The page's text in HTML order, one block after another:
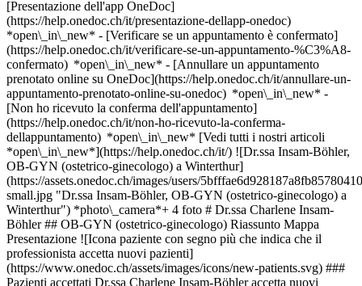
[Presentazione dell'app OneDoc]
(https://help.onedoc.ch/it/presentazione-dellapp-onedoc)
*open\_in\_new* - [Verificare se un appuntamento è confermato]
(https://help.onedoc.ch/it/verificare-se-un-appuntamento-%C3%A8-
confermato) *open\_in\_new* - [Annullare un appuntamento
prenotato online su OneDoc](https://help.onedoc.ch/it/annullare-un-
appuntamento-prenotato-online-su-onedoc) *open\_in\_new* -
[Non ho ricevuto la conferma dell'appuntamento]
(https://help.onedoc.ch/it/non-ho-ricevuto-la-conferma-
dellappuntamento) *open\_in\_new* [Vedi tutti i nostri articoli
*open\_in\_new*](https://help.onedoc.ch/it/) ![Dr.ssa Insam-Böhler,
OB-GYN (ostetrico-ginecologo) a Winterthur]
(https://assets.onedoc.ch/images/users/
small.jpg "Dr.ssa Insam-Böhler, OB-GYN (ostetrico-ginecologo) a
Winterthur") *photo\_camera*+ 4 foto # Dr.ssa Charlene Insam-
Böhler ## OB-GYN (ostetrico-ginecologo) Riassunto Mappa
Presentazione ![Icona paziente con segno più che indica che il
professionista accetta nuovi pazienti]
(https://www.onedoc.ch/assets/images/icons/new-patients.svg) ###
Pazienti accettati Dr.ssa Charlene Insam-Böhler accetta nuovi